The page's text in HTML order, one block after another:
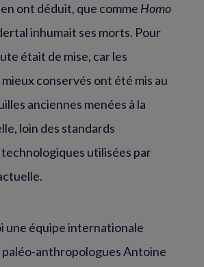
ont déduit, que comme Homo
inhumait ses morts. Pour
était de mise, car les
conservés ont été mis au
anciennes menées à la
loin des standards
utilisées par
une équipe internationale
paléo-anthropologues Antoine